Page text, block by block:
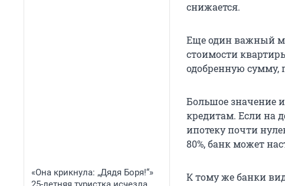
«Она крикнула: „Дядя Боря!“»
снижается.
Еще один важный
стоимости
одобренную сумму,
Большое значение
кредитам. Если на
ипотеку почти
80%, банк может
К тому же банки